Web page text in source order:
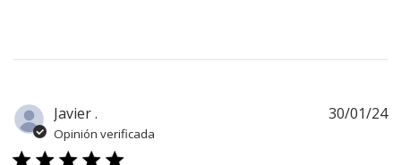
Javier .
Opinión verificada
30/01/24